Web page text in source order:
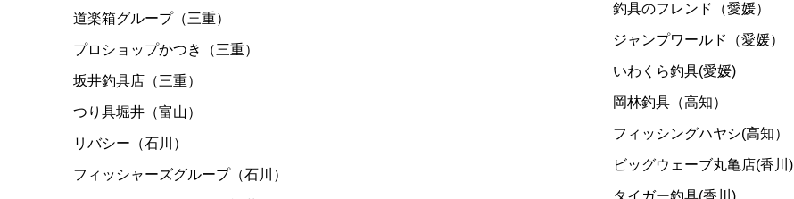
道楽箱グループ（三重）
プロショップかつき（三重）
坂井釣具店（三重）
つり具堀井（富山）
リバシー（石川）
フィッシャーズグループ（石川）
釣具のフレンド（愛媛）
ジャンプワールド（愛媛）
いわくら釣具(愛媛)
岡林釣具（高知）
フィッシングハヤシ(高知）
ビッグウェーブ丸亀店(香川)
タイガー釣具(香川)